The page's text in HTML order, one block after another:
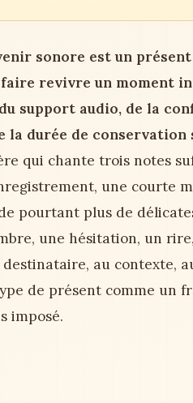
sonore est un
revivre un moment
support audio, de la
la durée de conservation
qui chante trois notes
une courte
pourtant plus de
une hésitation, un
au contexte,
de présent comme un
imposé.